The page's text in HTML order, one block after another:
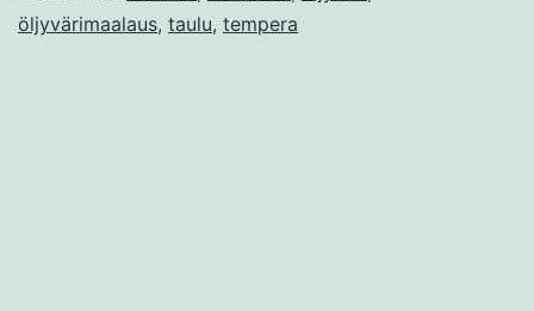
öljyvärimaalaus, taulu, tempera